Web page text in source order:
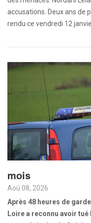
accusations. Deux ans de
rendu ce vendredi 12
mois
Aoû 08, 2026
Après 48 heures de
Loire a reconnu avoir tué